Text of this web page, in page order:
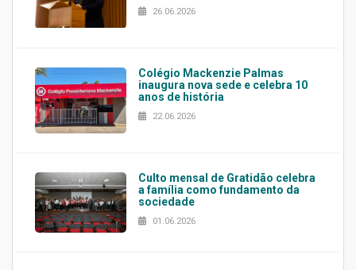
26.06.2026
Colégio Mackenzie Palmas
inaugura nova sede e celebra 10
anos de história
22.06.2026
Culto mensal de Gratidão celebra
a família como fundamento da
sociedade
01.06.2026